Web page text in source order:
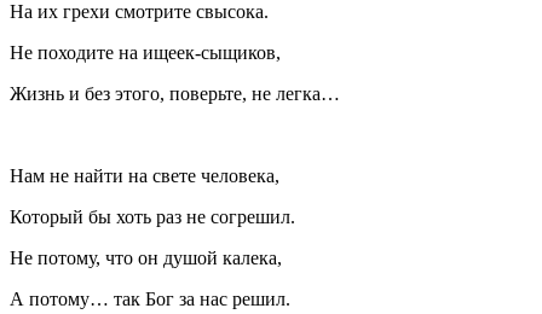
На их грехи смотрите свысока.
Не походите на ищеек-сыщиков,
Жизнь и без этого, поверьте, не легка…
Нам не найти на свете человека,
Который бы хоть раз не согрешил.
Не потому, что он душой калека,
А потому… так Бог за нас решил.